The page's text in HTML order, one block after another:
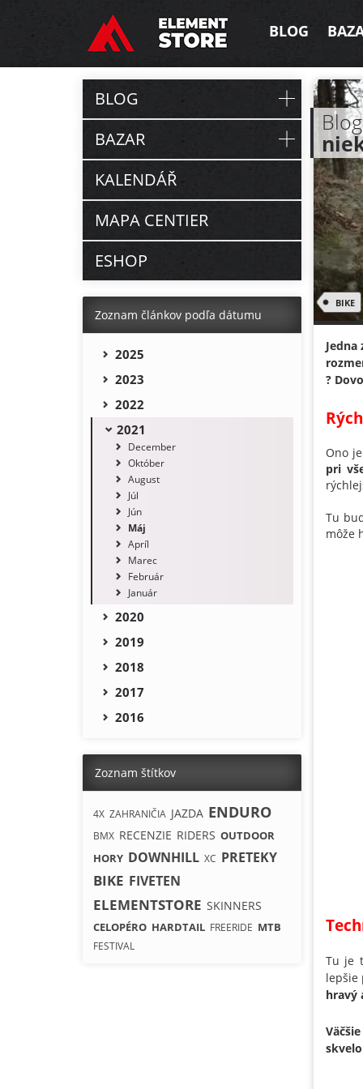
BLOG
BIKE
?
Ono
pri
Tu
môže
Tu je
lepšie
hravý
BLOG
BAZAR
KALENDÁŘ
MAPA CENTIER
ESHOP
Zoznam článkov podľa dátumu
2025
2023
2022
2021
December
Október
August
Júl
Jún
Máj
Apríl
Marec
Február
Január
2020
2019
2018
2017
2016
Zoznam štítkov
4X ZAHRANIČIA JAZDA ENDURO
BMX RECENZIE RIDERS OUTDOOR
HORY DOWNHILL XC PRETEKY
BIKE FIVETEN
ELEMENTSTORE SKINNERS
CELOPÉRO HARDTAIL FREERIDE MTB
FESTIVAL